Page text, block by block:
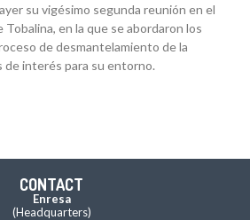
su vigésimo segunda reunión en el
en la que se abordaron los
de desmantelamiento de la
de interés para su entorno.
CONTACT
Enresa
(Headquarters)